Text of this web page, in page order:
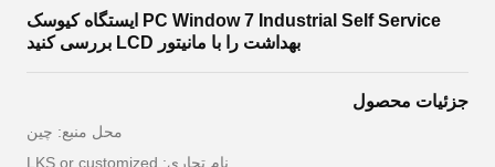
PC Window 7 Industrial Self Service ایستگاه کیوسک
بهداشت را با مانیتور LCD بررسی کنید
جزئیات محصول
محل منبع: چين
نام تجاری: LKS or customized